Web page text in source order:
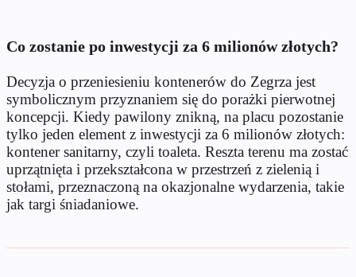
Co zostanie po inwestycji za 6 milionów złotych?
Decyzja o przeniesieniu kontenerów do Zegrza jest
symbolicznym przyznaniem się do porażki pierwotnej
koncepcji. Kiedy pawilony znikną, na placu pozostanie
tylko jeden element z inwestycji za 6 milionów złotych:
kontener sanitarny, czyli toaleta. Reszta terenu ma zostać
uprzątnięta i przekształcona w przestrzeń z zielenią i
stołami, przeznaczoną na okazjonalne wydarzenia, takie
jak targi śniadaniowe.